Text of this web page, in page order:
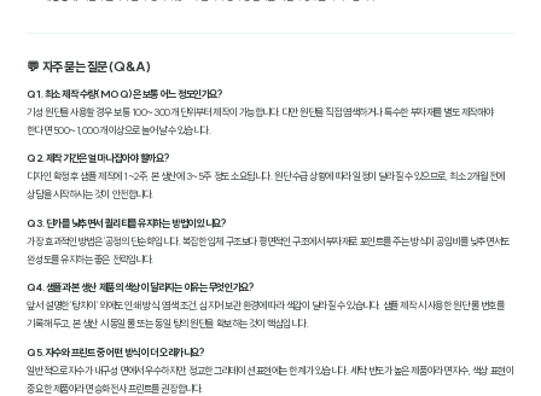
💬 자주 묻는 질문 (Q&A)
Q1. 최소 제작 수량(MOQ)은 보통 어느 정도인가요?
기성 원단을 사용할 경우 보통 100~300개 단위부터 제작이 가능합니다. 다만 원단을 직접 염색하거나 특수한 부자재를 별도 제작해야
한다면 500~1,000개 이상으로 늘어날 수 있습니다.
Q2. 제작 기간은 얼마나 잡아야 할까요?
디자인 확정 후 샘플 제작에 1~2주, 본 생산에 3~5주 정도 소요됩니다. 원단 수급 상황에 따라 일정이 달라질 수 있으므로, 최소 2개월 전에
상담을 시작하시는 것이 안전합니다.
Q3. 단가를 낮추면서 퀄리티를 유지하는 방법이 있나요?
가장 효과적인 방법은 '공정의 단순화'입니다. 복잡한 입체 구조보다 평면적인 구조에서 부자재로 포인트를 주는 방식이 공임비를 낮추면서도
완성도를 유지하는 좋은 전략입니다.
Q4. 샘플과 본 생산 제품의 색상이 달라지는 이유는 무엇인가요?
앞서 설명한 '탕 차이' 외에도 인쇄 방식, 염색 조건, 심지어 보관 환경에 따라 색감이 달라질 수 있습니다. 샘플 제작 시 사용한 원단 롤 번호를
기록해 두고, 본 생산 시 동일 롤 또는 동일 탕의 원단을 확보하는 것이 핵심입니다.
Q5. 자수와 프린트 중 어떤 방식이 더 오래가나요?
일반적으로 자수가 내구성 면에서 우수하지만, 정교한 그라데이션 표현에는 한계가 있습니다. 세탁 빈도가 높은 제품이라면 자수, 색상 표현이
중요한 제품이라면 승화전사 프린트를 권장합니다.